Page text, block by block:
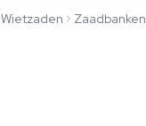
Wietzaden Zaadbanken